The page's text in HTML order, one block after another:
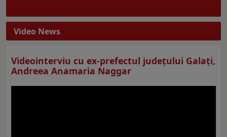
Video News
Videointerviu cu ex-prefectul judeţului Galaţi,
Andreea Anamaria Naggar